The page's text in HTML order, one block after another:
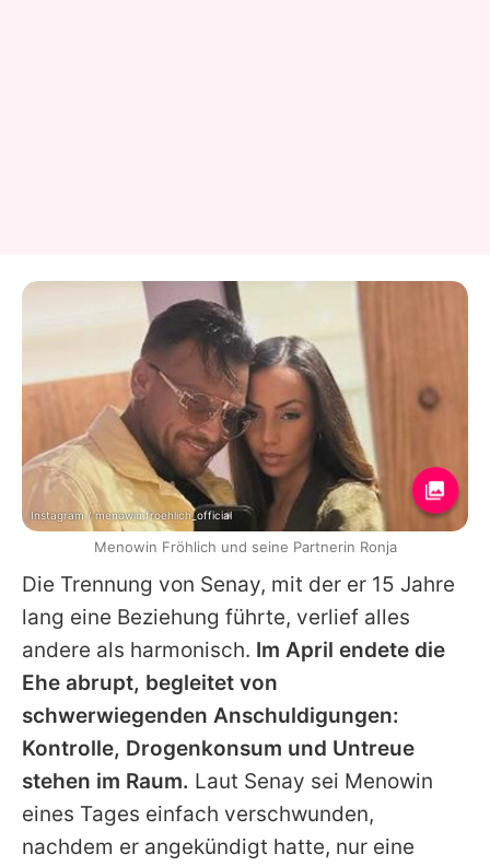
Die Trennung von Senay, mit der er 15 Jahre
lang eine Beziehung führte, verlief alles
andere als harmonisch. Im April endete die
Ehe abrupt, begleitet von
schwerwiegenden Anschuldigungen:
Kontrolle, Drogenkonsum und Untreue
stehen im Raum. Laut Senay sei Menowin
eines Tages einfach verschwunden,
nachdem er angekündigt hatte, nur eine
Instagram / menowin.froehlich_official
Menowin Fröhlich und seine Partnerin Ronja